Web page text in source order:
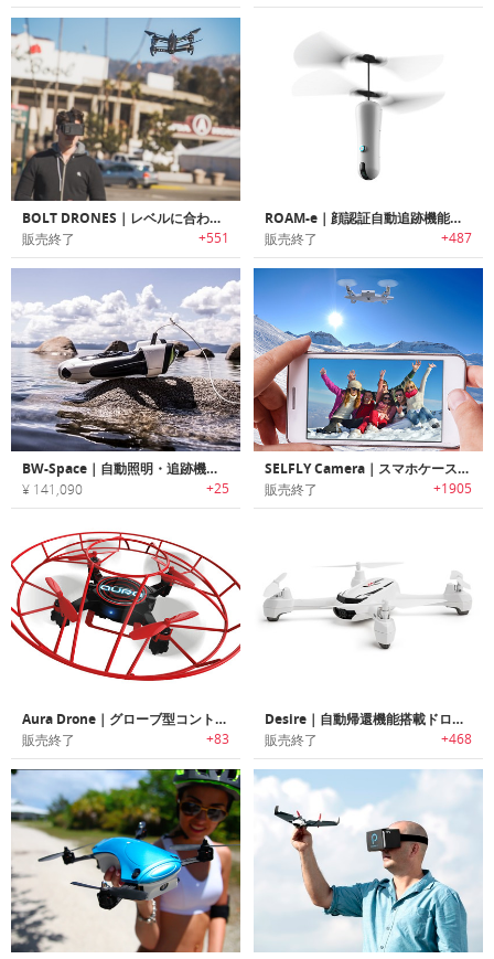
BOLT DRONES｜レベルに合わせてFPVのエキサイティングな世界を体験可能な多目的ドローン「ボルト」
販売終了 +551
ROAM-e｜顔認証自動追跡機能搭載ドローン「ローミィー」
販売終了 +487
BW-Space｜自動照明・追跡機能搭載4K/UHDスマート水中ROVドローン「BWスペース」
¥ 141,090 +25
SELFLY Camera｜スマホケースにフィットする空中撮影カメラ「セルフライカメラ」
販売終了 +1905
Aura Drone｜グローブ型コントローラー 搭載ドローン「オーラドローン」
販売終了 +83
Desire｜自動帰還機能搭載ドローン「デザイア」
販売終了 +468